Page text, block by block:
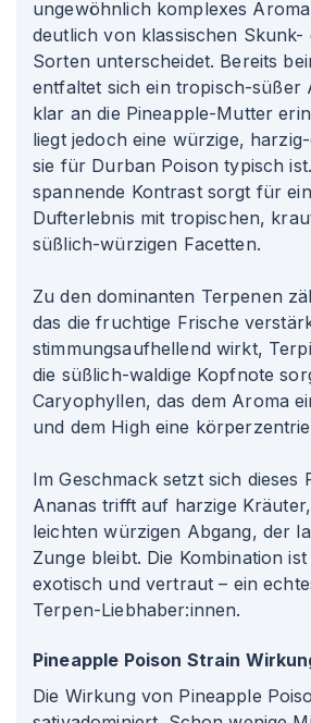
ungewöhnlich komplexes
deutlich von klassischen Skunk-
Sorten unterscheidet. Bereits
entfaltet sich ein tropisch-süßer
klar an die Pineapple-Mutter
liegt jedoch eine würzige,
sie für Durban Poison typisch
spannende Kontrast sorgt für
Dufterlebnis mit tropischen,
süßlich-würzigen Facetten.
Zu den dominanten Terpenen
das die fruchtige Frische
stimmungsaufhellend wirkt,
die süßlich-waldige Kopfnote
Caryophyllen, das dem Aroma
und dem High eine
Im Geschmack setzt sich dieses
Ananas trifft auf harzige
leichten würzigen Abgang, der
Zunge bleibt. Die Kombination
exotisch und vertraut – ein
Terpen-Liebhaber:innen.
Pineapple Poison Strain
Die Wirkung von Pineapple